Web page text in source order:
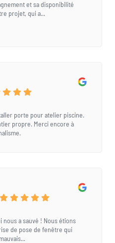
et sa disponibilité
projet, qui a...
porte pour atelier piscine.
propre. Merci encore à
a sauvé ! Nous étions
de pose de fenêtre qui